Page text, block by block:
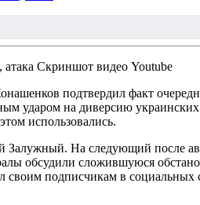
Скриншот видео Youtube
подтвердил факт
ударом на диверсию
использовались.
На следующий после
сложившуюся
подписчикам в социальных